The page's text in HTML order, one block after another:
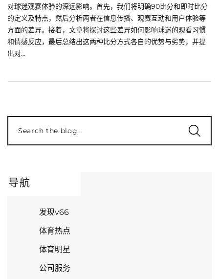
对球迷观赛体验的深远影响。首先，我们将明确90比分和即时比分
的定义及特点，然后分析两者在信息传播、观赛互动和用户体验等
方面的差异。接着，文章将探讨这些差异如何影响球迷的观看习惯
和情感反应，最后总结出这两种比分方式各自的优势与劣势，并提
出对...
Search the blog...
导航
发现v66
体育热点
体育明星
公司服务